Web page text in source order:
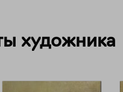
художника